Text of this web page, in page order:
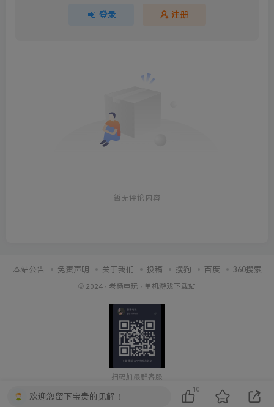
登录 注册
暂无评论内容
本站公告 免责声明 关于我们 投稿 搜狗 百度 360搜索
© 2024 · 老杨电玩 · 单机游戏下载站
扫码加最群客服
欢迎您留下宝贵的见解！
10